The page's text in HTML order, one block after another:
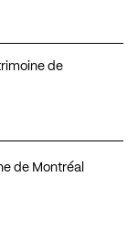
de
de Montréal